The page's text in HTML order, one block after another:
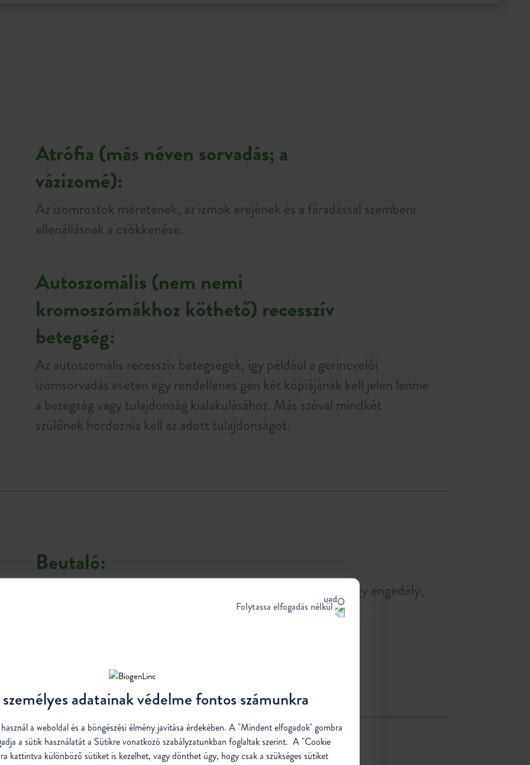
adatainak védelme fontos számunkra
a weboldal és a böngészési élmény javítása érdekében. A "Mindent elfogadok" gombra
a sütik használatát a Sütikre vonatkozó szabályzatunkban foglaltak szerint. A "Cookie
kattintva különböző sütiket is kezelhet, vagy dönthet úgy, hogy csak a szükséges sütiket
Folytassa elfogadás nélkül
Atrófia (más néven sorvadás; a
vázizomé):
Az izomrostok méretének, az izmok erejének és a fáradással szembeni
ellenállásnak a csökkenése.
Autoszomális (nem nemi
kromoszómákhoz köthető) recesszív
betegség:
Az autoszomális recesszív betegségek, így például a gerincvelői
izomsorvadás esetén egy rendellenes gén két kópiájának kell jelen lennie
a betegség vagy tulajdonság kialakulásához. Más szóval mindkét
szülőnek hordoznia kell az adott tulajdonságot.
Beutaló:
Az alapellátásban dolgozó orvos által kiadott rendelvény vagy engedély,
amelynek révén a beteg szakorvosi ellátásban részesülhet.